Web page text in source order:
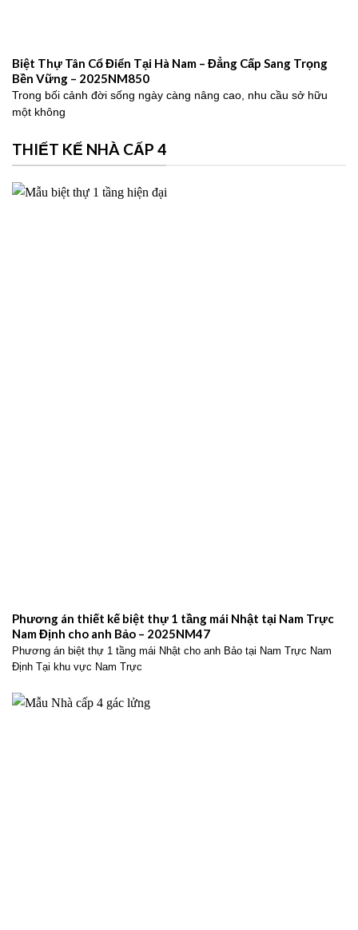
Biệt Thự Tân Cổ Điển Tại Hà Nam – Đẳng Cấp Sang Trọng
Bền Vững – 2025NM850
Trong bối cảnh đời sống ngày càng nâng cao, nhu cầu sở hữu
một không
THIẾT KẾ NHÀ CẤP 4
Phương án thiết kế biệt thự 1 tầng mái Nhật tại Nam Trực
Nam Định cho anh Bảo – 2025NM47
Phương án biệt thự 1 tầng mái Nhật cho anh Bảo tại Nam Trực Nam
Định Tại khu vực Nam Trực